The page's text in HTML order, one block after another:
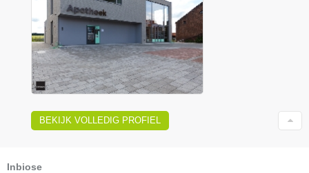
BEKIJK VOLLEDIG PROFIEL
Inbiose